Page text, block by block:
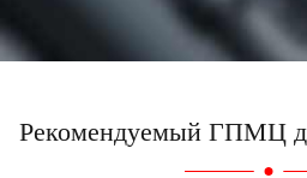
Рекомендуемый ГПМЦ